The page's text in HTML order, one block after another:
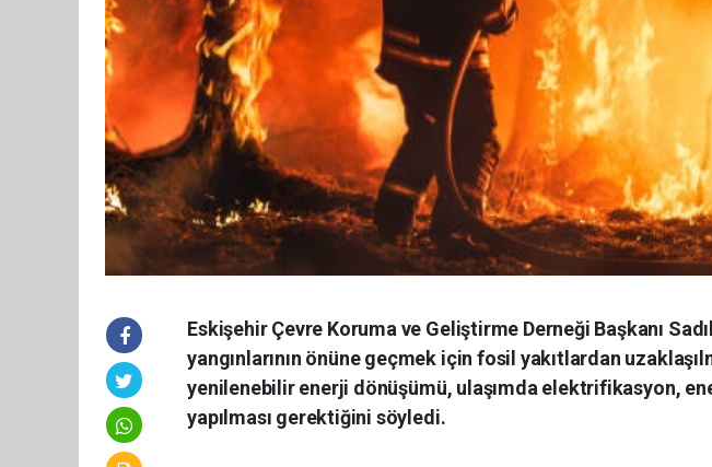
Eskişehir Çevre Koruma ve Geliştirme Derneği Başkanı
yangınlarının önüne geçmek için fosil yakıtlardan
yenilenebilir enerji dönüşümü, ulaşımda elektrifikasyon,
yapılması gerektiğini söyledi.